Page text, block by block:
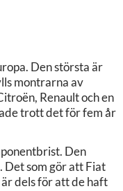
Den största är
montrarna av
Renault och en
trott det för fem år
Den
som gör att Fiat
dels för att de haft